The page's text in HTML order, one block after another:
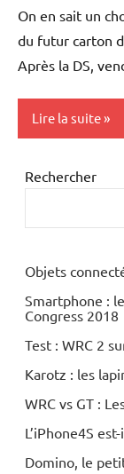
On en sait un
du futur carton
Après la DS,
Lire la suite
Enfants
Rechercher
Objets
Smartphone :
Congress 2018
Test : WRC 2
Karotz : les
WRC vs GT :
L’iPhone4S
Domino, le